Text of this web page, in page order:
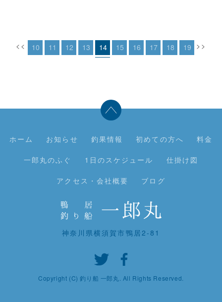
<< 10 11 12 13 14 15 16 17 18 19 >>
ホーム お知らせ 釣果情報 初めての方へ 料金
一郎丸のふぐ 1日のスケジュール 仕掛け図
アクセス・会社概要 ブログ
神奈川県横須賀市鴨居2-81
Copyright (C) 釣り船 一郎丸. All Rights Reserved.